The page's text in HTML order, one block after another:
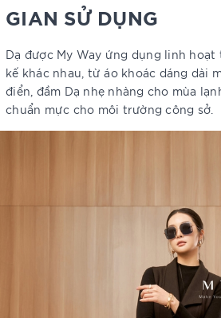
GIAN SỬ DỤNG
Dạ được My Way ứng dụng linh
kế khác nhau, từ áo khoác dáng dài
điển, đầm Dạ nhẹ nhàng cho mùa
chuẩn mực cho môi trường công sở.